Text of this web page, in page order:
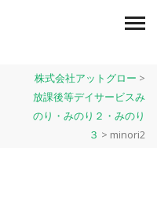
株式会社アットグロー >
放課後等デイサービスみ
のり・みのり２・みのり
３ > minori2